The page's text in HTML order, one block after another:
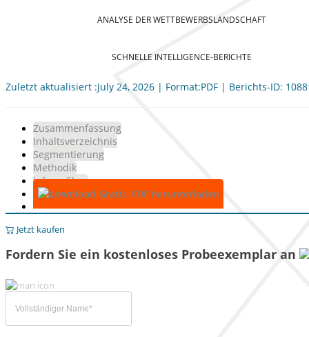
ANALYSE DER WETTBEWERBSLANDSCHAFT
SCHNELLE INTELLIGENCE-BERICHTE
Zuletzt aktualisiert :July 24, 2026 | Format:PDF | Berichts-ID:
Zusammenfassung
Inhaltsverzeichnis
Segmentierung
Methodik
Infografiken
Gratis-PDF herunterladen
Jetzt kaufen
Fordern Sie ein kostenloses Probeexemplar an